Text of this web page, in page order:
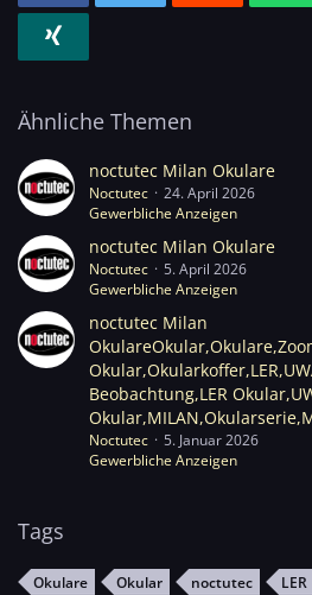
Ähnliche Themen
noctutec Milan Okulare
Noctutec
24. April 2026
Gewerbliche Anzeigen
noctutec Milan Okulare
Noctutec
5. April 2026
Gewerbliche Anzeigen
noctutec Milan
Beobachtung,LER
Noctutec
5. Januar 2026
Gewerbliche Anzeigen
Tags
Okulare Okular noctutec LER